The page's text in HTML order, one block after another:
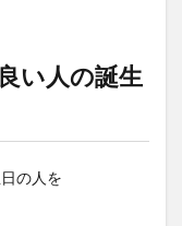
い人の誕生
の人を